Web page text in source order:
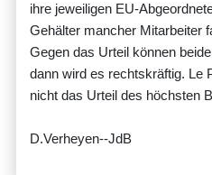
ihre jeweiligen EU-
Gehälter mancher Mitarbeiter
Gegen das Urteil können
dann wird es rechtskräftig. Le
nicht das Urteil des höchsten
D.Verheyen--JdB